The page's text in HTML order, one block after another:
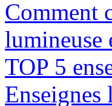
Comment
lumineuse
TOP 5
Enseignes